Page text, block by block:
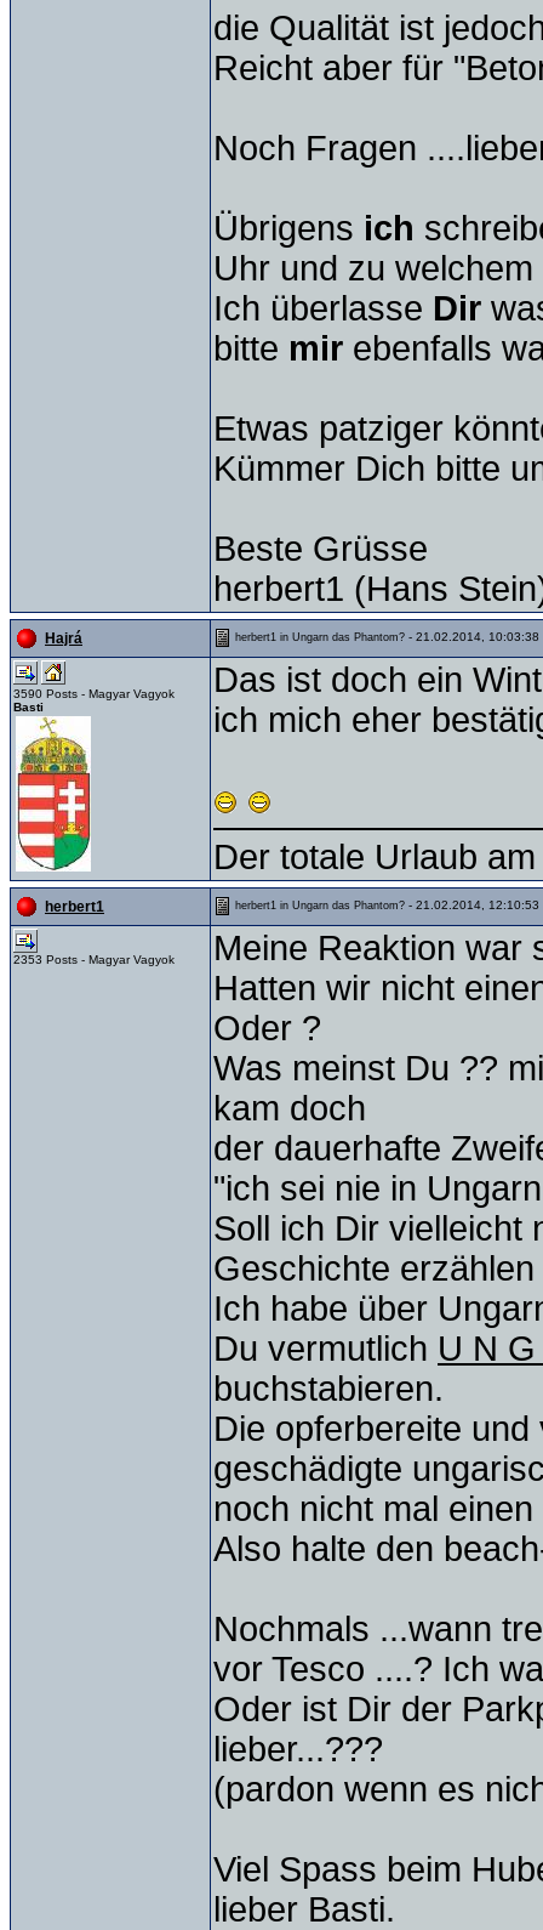
die Qualität ist
Reicht aber für
Noch Fragen
Übrigens ich
Uhr und zu
Ich überlasse Dir
bitte mir ebenfalls
Etwas patziger
Kümmer Dich bitte
Beste Grüsse
herbert1 (Hans
Hajrá herbert1 in Ungarn das Phantom? - 21.02.2014, 10:03:38
3590 Posts - Magyar Vagyok
Basti
Das ist doch ein
ich mich eher
Der totale Urlaub
herbert1 herbert1 in Ungarn das Phantom? - 21.02.2014, 12:10:53
2353 Posts - Magyar Vagyok
Meine Reaktion war
Hatten wir nicht
Oder ?
Was meinst Du ??
kam doch
der dauerhafte
"ich sei nie in
Soll ich Dir vielleicht
Geschichte erzählen
Ich habe über
Du vermutlich U N
buchstabieren.
Die opferbereite
geschädigte
noch nicht mal
Also halte den
Nochmals ...wann
vor Tesco ....? Ich
Oder ist Dir der
lieber...???
(pardon wenn es
Viel Spass beim
lieber Basti.